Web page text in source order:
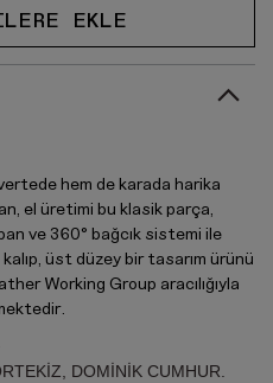
EKLE
hem de karada harika
el üretimi bu klasik parça,
ve 360° bağcık sistemi ile
üst düzey bir tasarım ürünü
Working Group aracılığıyla
DOMİNİK CUMHUR.